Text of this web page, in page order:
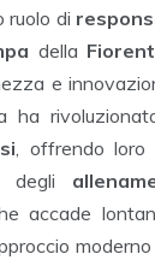
ruolo di
della
e
ha
, offrendo loro
degli
accade